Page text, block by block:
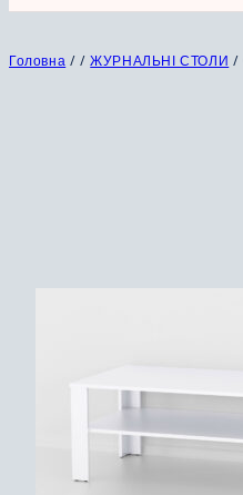
Головна / / ЖУРНАЛЬНІ СТОЛИ /